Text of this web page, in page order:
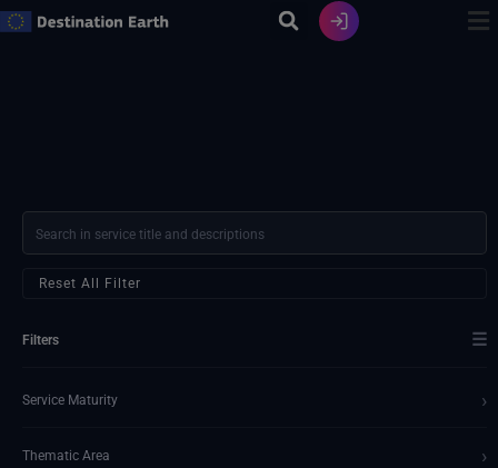
Skip
Reset All Filter
Filters ☰
Service Maturity ›
Thematic Area ›